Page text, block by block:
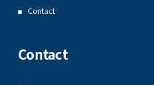
Contact
Contact